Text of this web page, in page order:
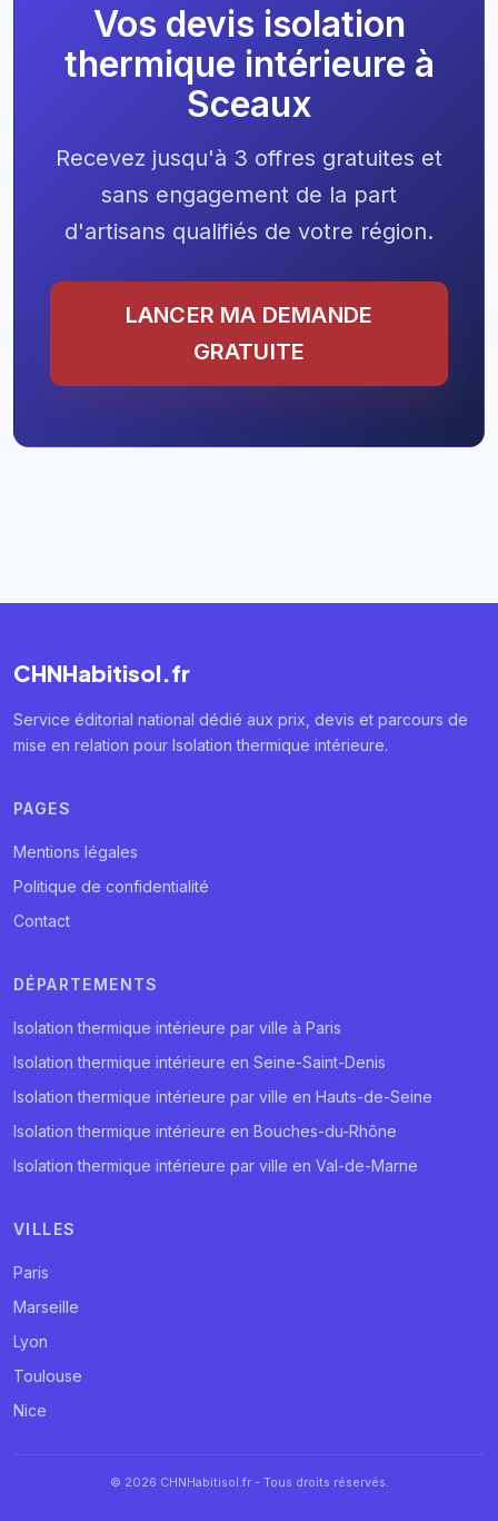
Vos devis isolation
thermique intérieure à
Sceaux
Recevez jusqu'à 3 offres gratuites et
sans engagement de la part
d'artisans qualifiés de votre région.
LANCER MA DEMANDE
GRATUITE
CHNHabitisol.fr
Service éditorial national dédié aux prix, devis et parcours de
mise en relation pour Isolation thermique intérieure.
PAGES
Mentions légales
Politique de confidentialité
Contact
DÉPARTEMENTS
Isolation thermique intérieure par ville à Paris
Isolation thermique intérieure en Seine-Saint-Denis
Isolation thermique intérieure par ville en Hauts-de-Seine
Isolation thermique intérieure en Bouches-du-Rhône
Isolation thermique intérieure par ville en Val-de-Marne
VILLES
Paris
Marseille
Lyon
Toulouse
Nice
© 2026 CHNHabitisol.fr - Tous droits réservés.